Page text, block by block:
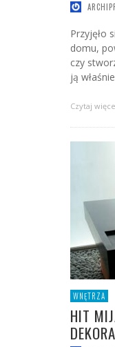
Przyjęło
domu,
czy
ją
Czytaj
WNĘTRZA
HIT